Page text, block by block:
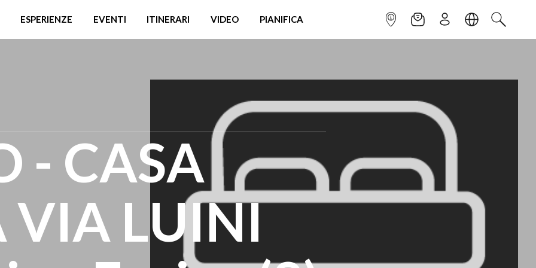
ESPERIENZE EVENTI ITINERARI VIDEO PIANIFICA INFOPOINTNEWSLETTER
ISCRIVITILINGUACERCA
- CASA
VIA LUINI